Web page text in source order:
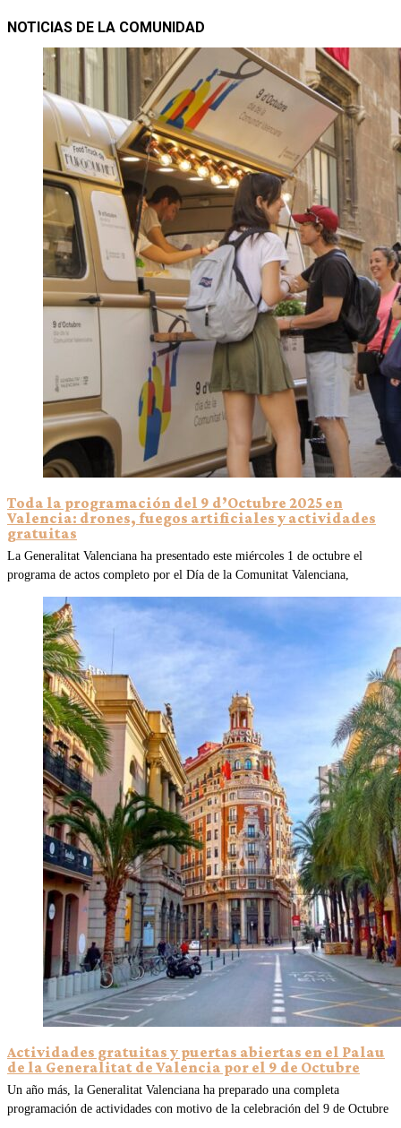
NOTICIAS DE LA COMUNIDAD
Toda la programación del 9 d’Octubre 2025 en
Valencia: drones, fuegos artificiales y actividades
gratuitas
La Generalitat Valenciana ha presentado este miércoles 1 de octubre el
programa de actos completo por el Día de la Comunitat Valenciana,
Actividades gratuitas y puertas abiertas en el Palau
de la Generalitat de Valencia por el 9 de Octubre
Un año más, la Generalitat Valenciana ha preparado una completa
programación de actividades con motivo de la celebración del 9 de Octubre